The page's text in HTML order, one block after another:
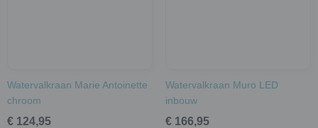
Watervalkraan Marie Antoinette
chroom
€ 124,95
Watervalkraan Muro LED
inbouw
€ 166,95